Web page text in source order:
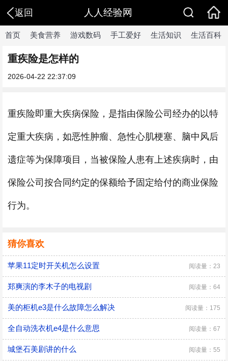
返回 人人经验网
首页 美食营养 游戏数码 手工爱好 生活知识 生活百科
重疾险是怎样的
2026-04-22 22:37:09
重疾险即重大疾病保险，是指由保险公司经办的以特
定重大疾病，如恶性肿瘤、急性心肌梗塞、脑中风后
遗症等为保障项目，当被保险人患有上述疾病时，由
保险公司按合同约定的保额给予固定给付的商业保险
行为。
猜你喜欢
苹果11定时开关机怎么设置 阅读量：23
郑爽演的李木子的电视剧 阅读量：64
美的柜机e3是什么故障怎么解决 阅读量：175
全自动洗衣机e4是什么意思 阅读量：67
城堡石美剧讲的什么 阅读量：55